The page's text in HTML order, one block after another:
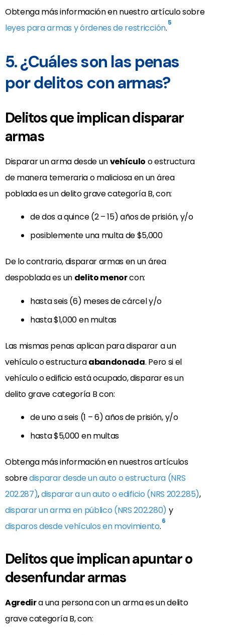
Obtenga más información en nuestro artículo sobre
leyes para armas y órdenes de restricción.5
5. ¿Cuáles son las penas
por delitos con armas?
Delitos que implican disparar
armas
Disparar un arma desde unvehículo o estructura
de manera temeraria o maliciosa en un área
poblada es un delito grave categoría B, con:
de dos a quince (2 – 15) años de prisión, y/o
posiblemente una multa de $5,000
De lo contrario, disparar armas en un área
despoblada es un delito menorcon:
hasta seis (6) meses de cárcel y/o
hasta $1,000 en multas
Las mismas penas aplican para disparar a un
vehículo o estructuraabandonada. Pero si el
vehículo o edificio está ocupado, disparar es un
delito grave categoría B con:
de uno a seis (1 – 6) años de prisión, y/o
hasta $5,000 en multas
Obtenga más información en nuestros artículos
sobredisparar desde un auto o estructura (NRS
202.287),disparar a un auto o edificio (NRS 202.285),
disparar un arma en público (NRS 202.280) y
disparos desde vehículos en movimiento.6
Delitos que implican apuntar o
desenfundar armas
Agredira una persona con un arma es un delito
grave categoría B, con: